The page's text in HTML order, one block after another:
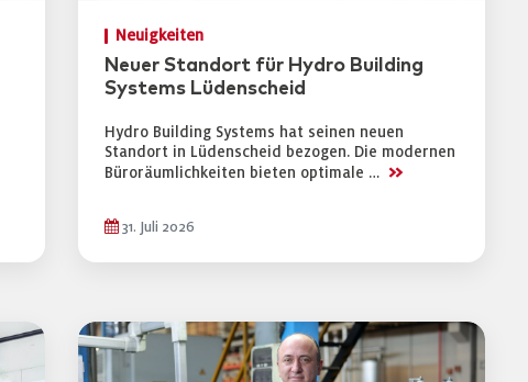
Neuigkeiten
Neuer Standort für Hydro Building
Systems Lüdenscheid
Hydro Building Systems hat seinen neuen
Standort in Lüdenscheid bezogen. Die modernen
Büroräumlichkeiten bieten optimale … >>
31. Juli 2026